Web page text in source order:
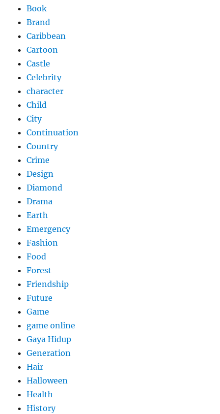
Book
Brand
Caribbean
Cartoon
Castle
Celebrity
character
Child
City
Continuation
Country
Crime
Design
Diamond
Drama
Earth
Emergency
Fashion
Food
Forest
Friendship
Future
Game
game online
Gaya Hidup
Generation
Hair
Halloween
Health
History